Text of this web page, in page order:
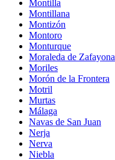
Montilla
Montillana
Montizón
Montoro
Monturque
Moraleda de Zafayona
Moriles
Morón de la Frontera
Motril
Murtas
Málaga
Navas de San Juan
Nerja
Nerva
Niebla